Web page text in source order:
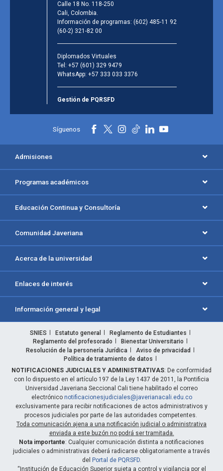
Calle 18 No. 118-250
Cali, Colombia.
Información de programas: (602) 485-11 92
(60-2) 321-82 00
Diplomados Virtuales
Tel: +57 (601) 329 9479
WhatsApp: +57 333 033 3376
Gestión de PQRSFD
Síguenos
Admisiones
Programas académicos
Educación Continua y Consultoría
Comunidad Javeriana
Acerca de la universidad
Enlaces de interés
Información general y legal
SNIES Estatuto general
Reglamento de Estudiantes
Reglamento del profesorado
Bienestar Universitario
Resolución de la personería Jurídica
Aviso de privacidad
Política de tratamiento de datos
NOTIFICACIONES JUDICIALES Y ADMINISTRATIVAS: De conformidad
con lo dispuesto en el artículo 197 de la Ley 1437 de 2011, la Pontificia
Universidad Javeriana Seccional Cali tiene habilitado el correo
electrónico notificacionesjudiciales@javerianacali.edu.co
exclusivamente para recibir notificaciones de actos administrativos y
procesos judiciales por parte de las autoridades competentes.
Toda comunicación ajena a una notificación judicial o administrativa
enviada a este buzón no podrá ser tramitada.
Nota importante: Cualquier comunicación distinta a notificaciones
judiciales o administrativas deberá radicarse obligatoriamente a través
del Portal de PQRSFD.
“Institución de Educación Superior sujeta a control y vigilancia por el